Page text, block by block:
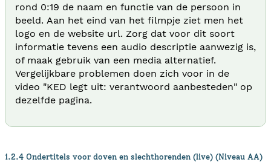
rond 0:19 de naam en functie van de persoon in
beeld. Aan het eind van het filmpje ziet men het
logo en de website url. Zorg dat voor dit soort
informatie tevens een audio descriptie aanwezig is,
of maak gebruik van een media alternatief.
Vergelijkbare problemen doen zich voor in de
video "KED legt uit: verantwoord aanbesteden" op
dezelfde pagina.
1.2.4 Ondertitels voor doven en slechthorenden (live) (Niveau AA)